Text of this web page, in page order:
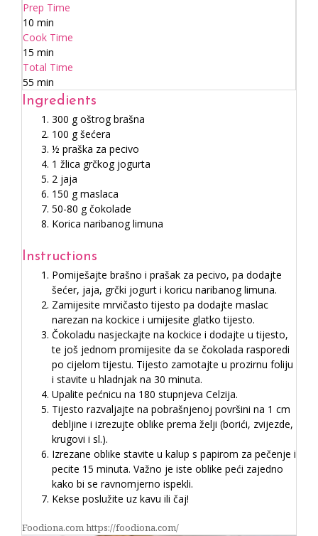
Prep Time
10 min
Cook Time
15 min
Total Time
55 min
Ingredients
300 g oštrog brašna
100 g šećera
½ praška za pecivo
1 žlica grčkog jogurta
2 jaja
150 g maslaca
50-80 g čokolade
Korica naribanog limuna
Instructions
Pomiješajte brašno i prašak za pecivo, pa dodajte
šećer, jaja, grčki jogurt i koricu naribanog limuna.
Zamijesite mrvičasto tijesto pa dodajte maslac
narezan na kockice i umijesite glatko tijesto.
Čokoladu nasjeckajte na kockice i dodajte u tijesto,
te još jednom promijesite da se čokolada rasporedi
po cijelom tijestu. Tijesto zamotajte u prozirnu foliju
i stavite u hladnjak na 30 minuta.
Upalite pećnicu na 180 stupnjeva Celzija.
Tijesto razvaljajte na pobrašnjenoj površini na 1 cm
debljine i izrezujte oblike prema želji (borići, zvijezde,
krugovi i sl.).
Izrezane oblike stavite u kalup s papirom za pečenje i
pecite 15 minuta. Važno je iste oblike peći zajedno
kako bi se ravnomjerno ispekli.
Kekse poslužite uz kavu ili čaj!
Foodiona.com https://foodiona.com/